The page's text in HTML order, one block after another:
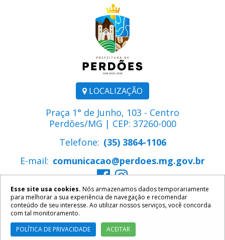
LOCALIZAÇÃO
Praça 1° de Junho, 103 - Centro
Perdões/MG | CEP: 37260-000
Telefone: (35) 3864-1106
E-mail: comunicacao@perdoes.mg.gov.br
2026 ©Prefeitura Municipal de Perdões
reservados. Política de Privacidade
Esse site usa cookies. Nós armazenamos dados temporariamente
para melhorar a sua experiência de navegação e recomendar
conteúdo de seu interesse. Ao utilizar nossos serviços, você concorda
com tal monitoramento.
POLÍTICA DE PRIVACIDADE
ACEITAR